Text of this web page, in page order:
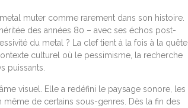
muter comme rarement dans son histoire.
des années 80 – avec ses échos post-
du metal ? La clef tient à la fois à la quête
culturel où le pessimisme, la recherche
puissants.
visuel. Elle a redéfini le paysage sonore, les
même de certains sous-genres. Dès la fin des